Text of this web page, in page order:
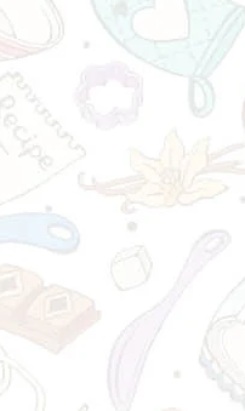
KATEGORIER I BLOGGEN
Oppskrifter
Tips & Triks
STIKKEORD
Bunn Buttercream
Cookies Cupcakes
Fondant